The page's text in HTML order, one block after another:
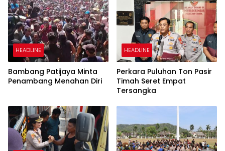
HEADLINE
Bambang Patijaya Minta
Penambang Menahan Diri
HEADLINE
Perkara Puluhan Ton Pasir
Timah Seret Empat
Tersangka